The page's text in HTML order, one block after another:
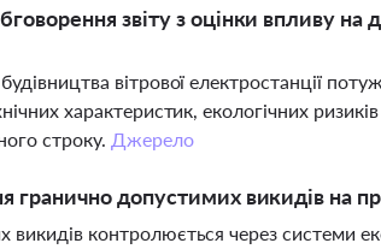
звіту з оцінки впливу на
вітрової електростанції
характеристик, екологічних
строку. Джерело
допустимих викидів на
контролюється через системи